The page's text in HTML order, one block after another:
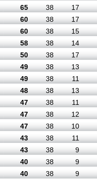
65 38
17
60 38
17
60 38
15
58 38
14
50 38
17
49 38
13
49 38
11
48 38
13
47 38
11
47 38
12
47 38
10
43 38
11
43 38
9
40 38
9
40 38
9